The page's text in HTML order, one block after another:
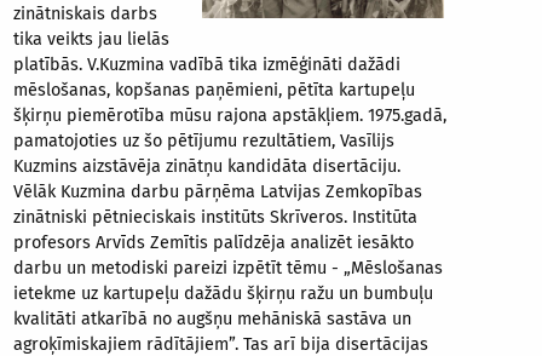
zinātniskais darbs
tika veikts jau lielās
platībās. V.Kuzmina vadībā tika izmēģināti dažādi
mēslošanas, kopšanas paņēmieni, pētīta kartupeļu
šķirņu piemērotība mūsu rajona apstākļiem. 1975.gadā,
pamatojoties uz šo pētījumu rezultātiem, Vasīlijs
Kuzmins aizstāvēja zinātņu kandidāta disertāciju.
Vēlāk Kuzmina darbu pārņēma Latvijas Zemkopības
zinātniski pētnieciskais institūts Skrīveros. Institūta
profesors Arvīds Zemītis palīdzēja analizēt iesākto
darbu un metodiski pareizi izpētīt tēmu - „Mēslošanas
ietekme uz kartupeļu dažādu šķirņu ražu un bumbuļu
kvalitāti atkarībā no augšņu mehāniskā sastāva un
agroķīmiskajiem rādītājiem”. Tas arī bija disertācijas